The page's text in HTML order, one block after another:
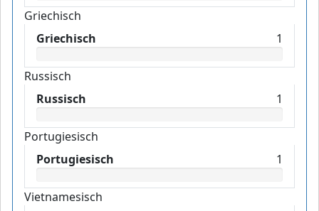
Griechisch
Griechisch
1
Russisch
Russisch
1
Portugiesisch
Portugiesisch
1
Vietnamesisch